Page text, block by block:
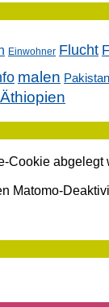
Einwohner Flucht
malen Pakistan
Äthiopien
Matomo-